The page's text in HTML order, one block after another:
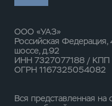
ООО «УАЗ»
Российская
шоссе, д.92
ИНН 7327077188 / КПП
ОГРН 1167325054082
Вся представленная на